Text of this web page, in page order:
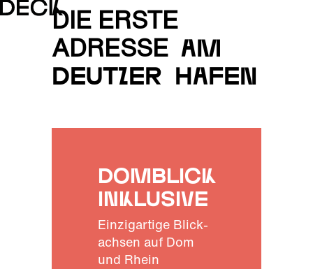
DIE ERSTE
ADRESSE am
Deutzer hafen
Domblick
inklusive
Einzigartige Blick-
achsen auf Dom
und Rhein